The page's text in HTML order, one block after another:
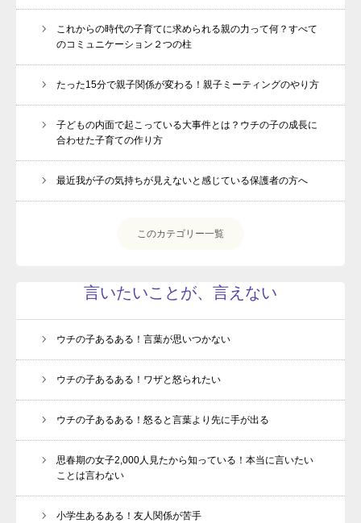
これからの時代の子育てに求められる親の力って何？すべて
のコミュニケーション２つの柱
たった15分で親子関係が変わる！親子ミーティングのやり方
子どもの内面で起こっている大事件とは？ウチの子の成長に
合わせた子育ての作り方
最近我が子の気持ちが見えないと感じている保護者の方へ
このカテゴリー一覧
言いたいことが、言えない
ウチの子あるある！言葉が思いつかない
ウチの子あるある！ワザと怒られたい
ウチの子あるある！怒ると言葉より先に手が出る
思春期の女子2,000人見たから知っている！本当に言いたい
ことは言わない
小学生あるある！友人関係が苦手